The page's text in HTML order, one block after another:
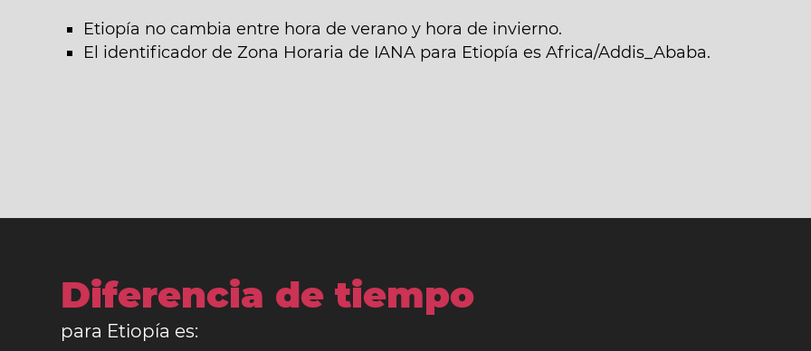
Etiopía no cambia entre hora de verano y hora de invierno.
El identificador de Zona Horaria de IANA para Etiopía es Africa/Addis_Ababa.
Diferencia de tiempo
para Etiopía es: